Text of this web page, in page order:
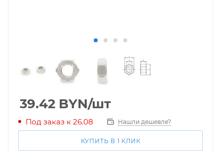
39.42 BYN/шт
Под заказ к 26.08 Нашли дешевле?
КУПИТЬ В 1 КЛИК